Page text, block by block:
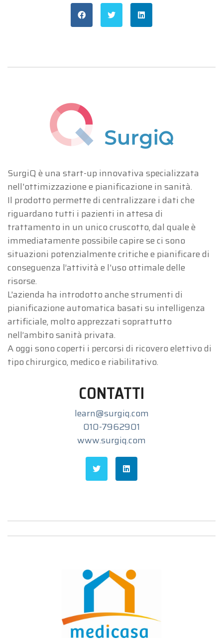
SurgiQ è una start-up innovativa specializzata
nell'ottimizzazione e pianificazione in sanità.
Il prodotto permette di centralizzare i dati che
riguardano tutti i pazienti in attesa di
trattamento in un unico cruscotto, dal quale è
immediatamente possibile capire se ci sono
situazioni potenzialmente critiche e pianificare di
conseguenza l’attività e l'uso ottimale delle
risorse.
L'azienda ha introdotto anche strumenti di
pianificazione automatica basati su intelligenza
artificiale, molto apprezzati soprattutto
nell’ambito sanità privata.
A oggi sono coperti i percorsi di ricovero elettivo di
tipo chirurgico, medico e riabilitativo.
CONTATTI
learn@surgiq.com
010-7962901
www.surgiq.com